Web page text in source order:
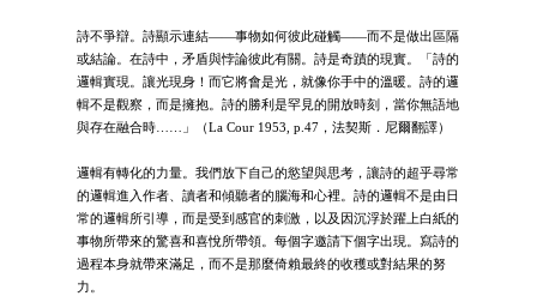
詩不爭辯。詩顯示連結——事物如何彼此碰觸——而不是做出區隔
或結論。在詩中，矛盾與悖論彼此有關。詩是奇蹟的現實。「詩的
邏輯實現。讓光現身！而它將會是光，就像你手中的溫暖。詩的邏
輯不是觀察，而是擁抱。詩的勝利是罕見的開放時刻，當你無語地
與存在融合時……」（La Cour 1953, p.47，法契斯．尼爾翻譯）
邏輯有轉化的力量。我們放下自己的慾望與思考，讓詩的超乎尋常
的邏輯進入作者、讀者和傾聽者的腦海和心裡。詩的邏輯不是由日
常的邏輯所引導，而是受到感官的刺激，以及因沉浮於躍上白紙的
事物所帶來的驚喜和喜悅所帶領。每個字邀請下個字出現。寫詩的
過程本身就帶來滿足，而不是那麼倚賴最終的收穫或對結果的努
力。